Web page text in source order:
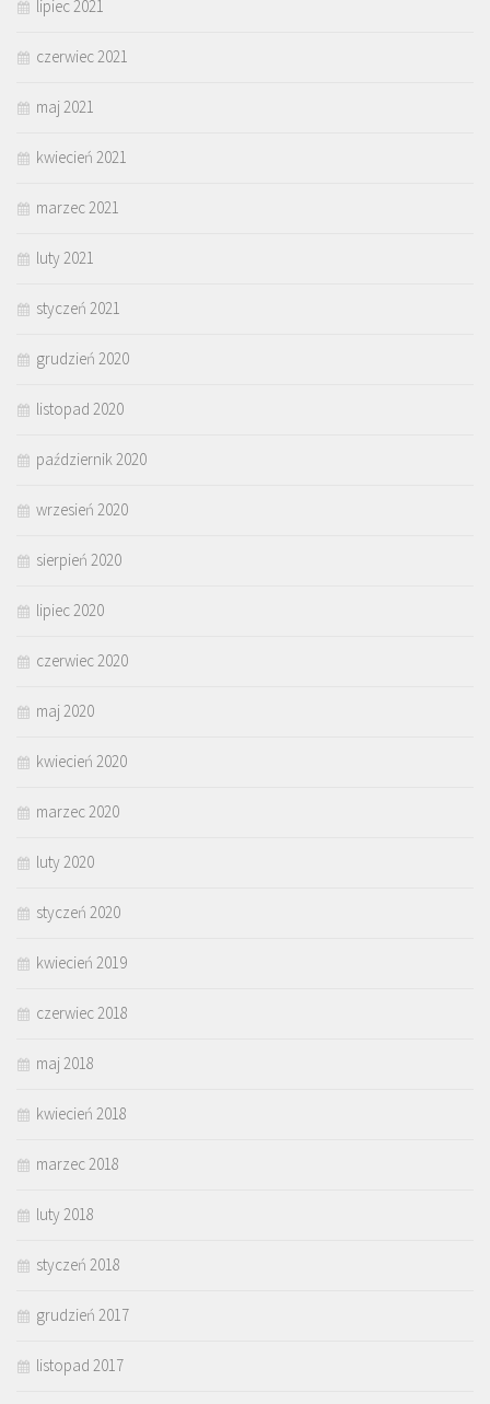
lipiec 2021
czerwiec 2021
maj 2021
kwiecień 2021
marzec 2021
luty 2021
styczeń 2021
grudzień 2020
listopad 2020
październik 2020
wrzesień 2020
sierpień 2020
lipiec 2020
czerwiec 2020
maj 2020
kwiecień 2020
marzec 2020
luty 2020
styczeń 2020
kwiecień 2019
czerwiec 2018
maj 2018
kwiecień 2018
marzec 2018
luty 2018
styczeń 2018
grudzień 2017
listopad 2017